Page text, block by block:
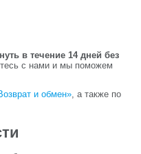
в течение 14 дней без
с нами и мы поможем
и обмен», а также по